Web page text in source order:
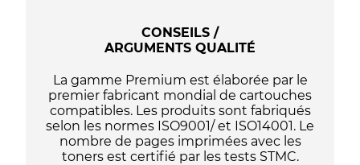
CONSEILS /
ARGUMENTS QUALITÉ
La gamme Premium est élaborée par le
premier fabricant mondial de cartouches
compatibles. Les produits sont fabriqués
selon les normes ISO9001/ et ISO14001. Le
nombre de pages imprimées avec les
toners est certifié par les tests STMC.